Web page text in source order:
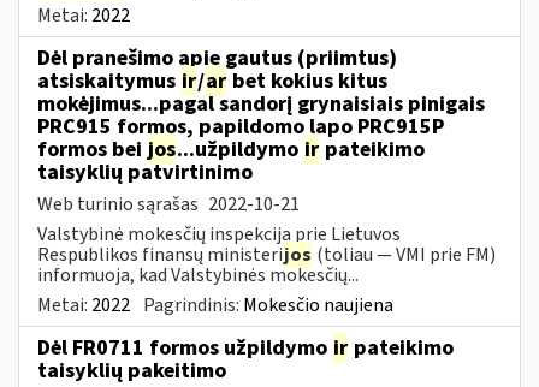
Metai: 2022
Dėl pranešimo apie gautus (priimtus)
atsiskaitymus ir/ar bet kokius kitus
mokėjimus...pagal sandorį grynaisiais pinigais
PRC915 formos, papildomo lapo PRC915P
formos bei jos...užpildymo ir pateikimo
taisyklių patvirtinimo
Web turinio sąrašas 2022-10-21
Valstybinė mokesčių inspekcija prie Lietuvos
Respublikos finansų ministerijos (toliau ― VMI prie FM)
informuoja, kad Valstybinės mokesčių...
Metai: 2022 Pagrindinis: Mokesčio naujiena
Dėl FR0711 formos užpildymo ir pateikimo
taisyklių pakeitimo